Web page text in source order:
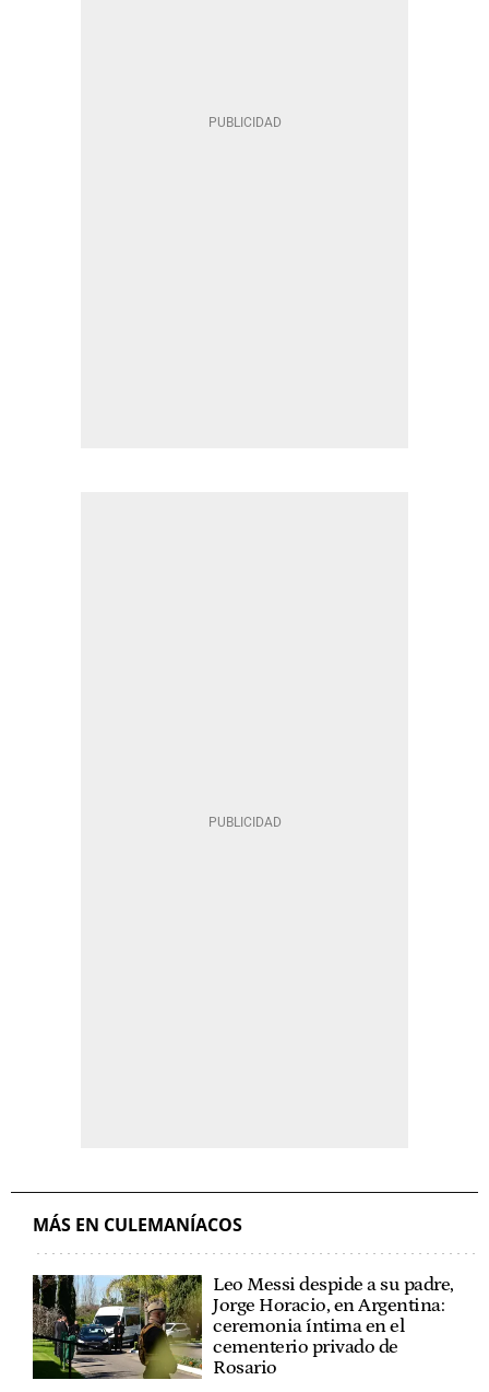
MÁS EN CULEMANÍACOS
Leo Messi despide a su padre,
Jorge Horacio, en Argentina:
ceremonia íntima en el
cementerio privado de
Rosario